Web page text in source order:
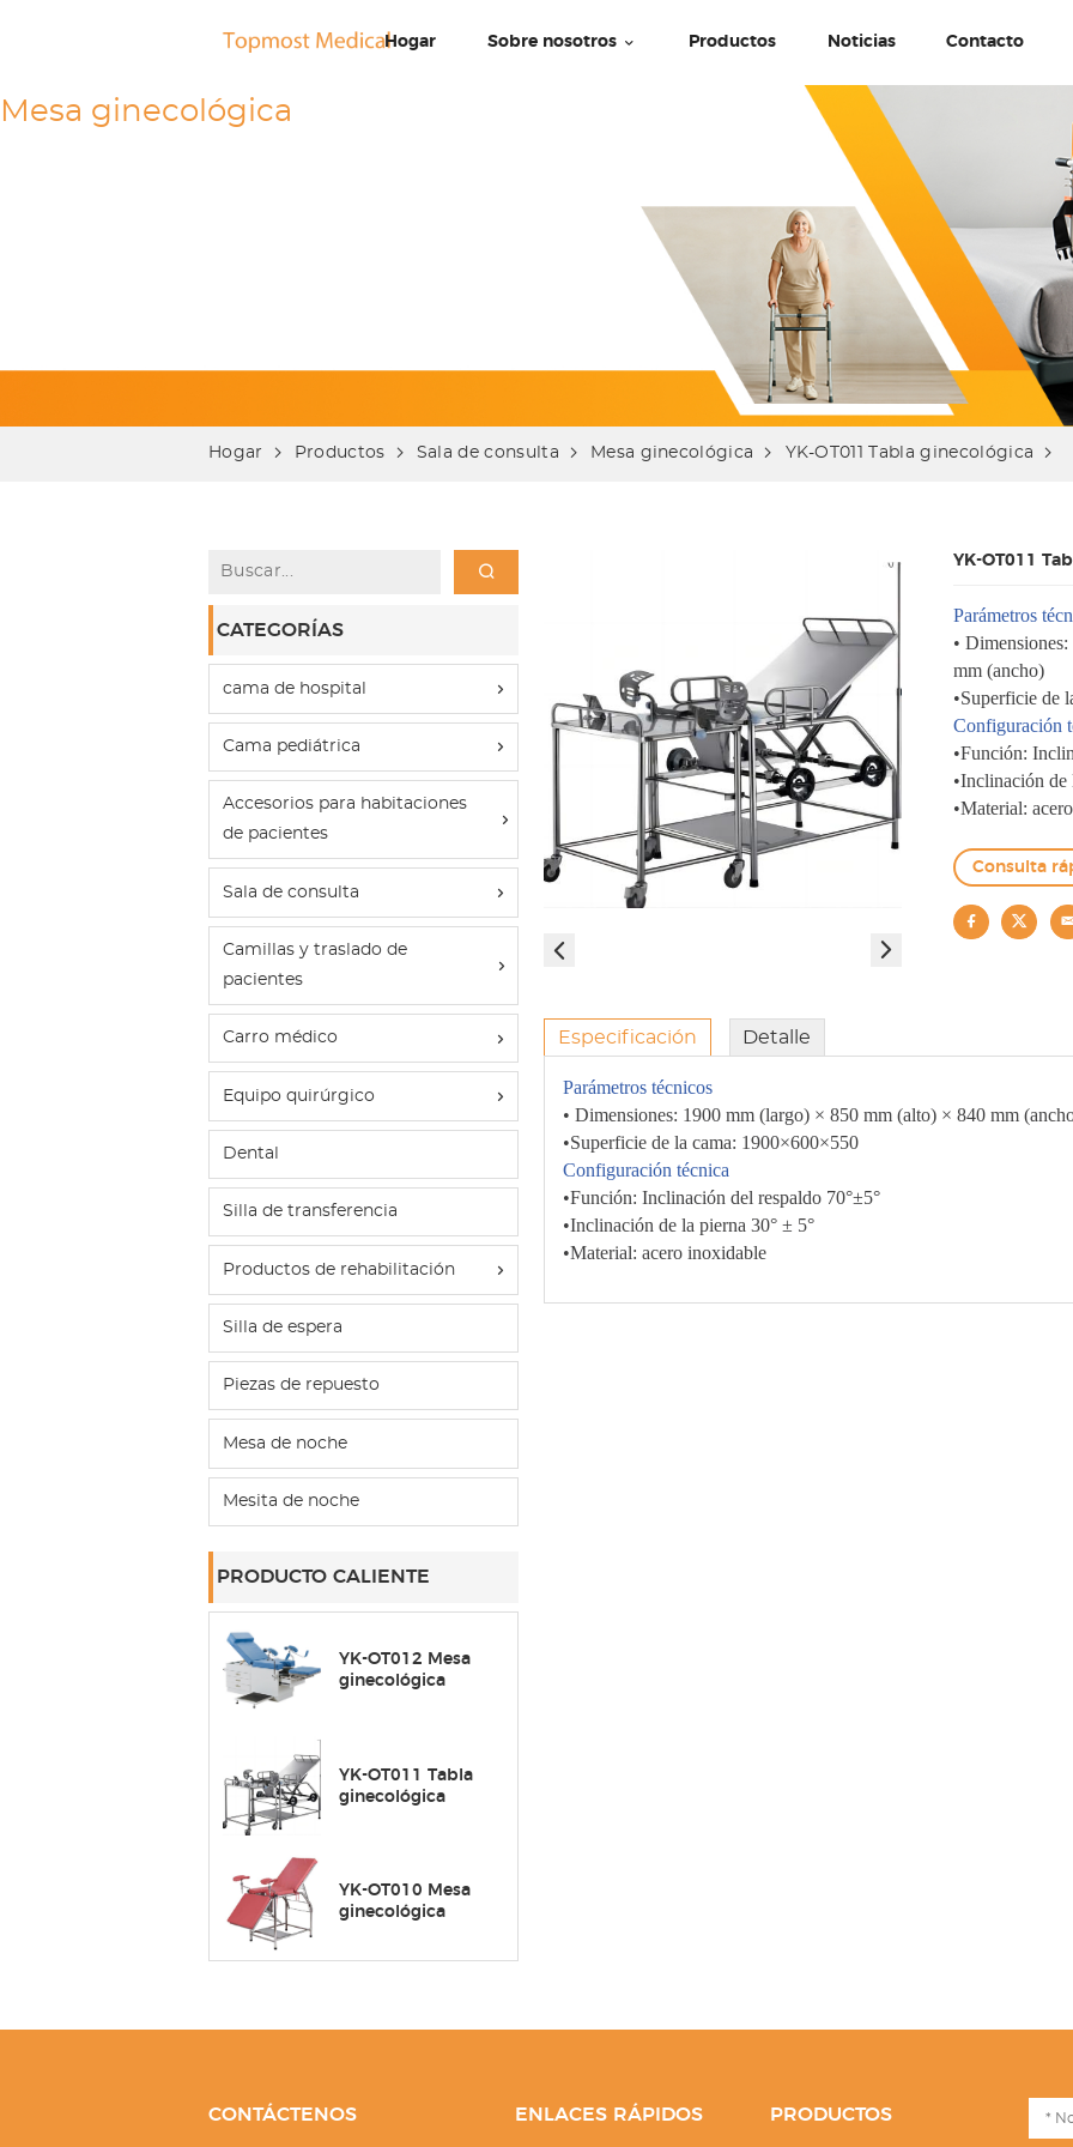
Hogar Sobre nosotros Productos Noticias Contacto
Mesa ginecológica
Hogar Productos Sala de consulta Mesa ginecológica YK-OT011 Tabla ginecológica
YK-OT011
Parámetros
•
mm (ancho)
•Superficie de
Configuración
•Función:
•Inclinación de
•Material:
Consulta
Especificación Detalle
Parámetros técnicos
• Dimensiones: 1900 mm (largo) × 850 mm (alto) × 840 mm
•Superficie de la cama: 1900×600×550
Configuración técnica
•Función: Inclinación del respaldo 70°±5°
•Inclinación de la pierna 30° ± 5°
•Material: acero inoxidable
CATEGORÍAS
cama de hospital
Cama pediátrica
Accesorios para habitaciones
de pacientes
Sala de consulta
Camillas y traslado de
pacientes
Carro médico
Equipo quirúrgico
Dental
Silla de transferencia
Productos de rehabilitación
Silla de espera
Piezas de repuesto
Mesa de noche
Mesita de noche
PRODUCTO CALIENTE
YK-OT012 Mesa
ginecológica
YK-OT011 Tabla
ginecológica
YK-OT010 Mesa
ginecológica
CONTÁCTENOS ENLACES RÁPIDOS PRODUCTOS